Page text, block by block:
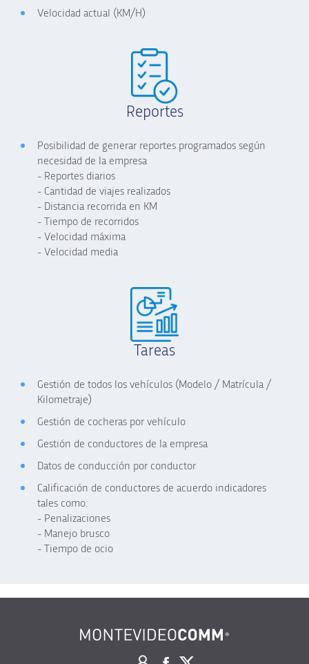
Velocidad actual (KM/H)
Reportes
Posibilidad de generar reportes programados según
necesidad de la empresa
- Reportes diarios
- Cantidad de viajes realizados
- Distancia recorrida en KM
- Tiempo de recorridos
- Velocidad máxima
- Velocidad media
Tareas
Gestión de todos los vehículos (Modelo / Matrícula /
Kilometraje)
Gestión de cocheras por vehículo
Gestión de conductores de la empresa
Datos de conducción por conductor
Calificación de conductores de acuerdo indicadores
tales como:
- Penalizaciones
- Manejo brusco
- Tiempo de ocio